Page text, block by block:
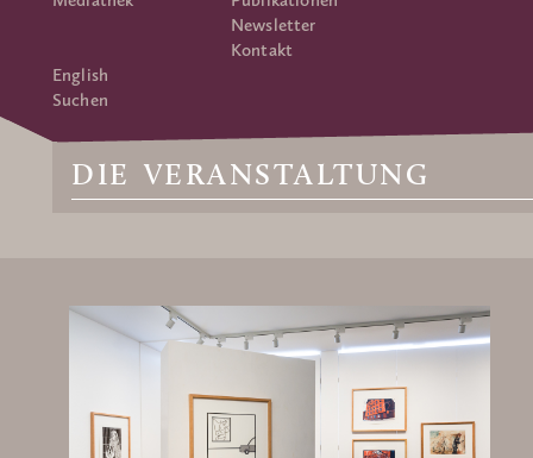
Newsletter
Kontakt
English
Suchen
DIE VERANSTALTUNG